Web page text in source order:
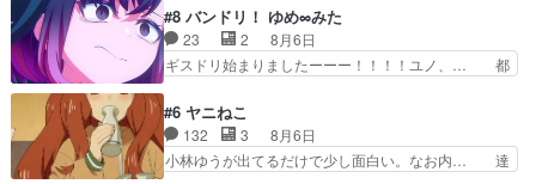
ね。今回も無事泣かさ… 第1話ではコミティアで
漫画を買って人生が… 売れるかどうかが天国と地
獄を分けるみんな…
スと10年後に結婚の約束をした鏡ずっ… カジノ
スタッフ募集するも集まらない更に追… 王命でク
ルルの監視をすることになったデビ… 最強の村
人・鏡との出会いで少しは変わった… やはり何か
への恨みは根深そうやね姫を舐… 新キャラが登場
早々変態扱いされてる件。タ… まだまだお元気そ
うなお声で……不意打ち過…
#8 バンドリ！ ゆめ∞みた
23 2
8月6日
ギスドリ始まりましたーーー！！！！ユノ、… 都
復を見守っていかないと、ですね！！み… 開幕聞
き取りスタッフに定治いなかった？ま… ののちゃ
んのお手当てはお節介だったりする… ビオラの立
ち回り害悪すぎるお近づきの印が… ・律っちゃん
#6 ヤニねこ
132 3
8月6日
小林ゆうが出てるだけで少し面白い。なお内… 達